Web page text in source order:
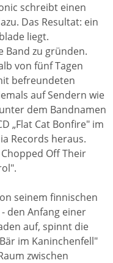
schreibt einen
Das Resultat: ein
liegt.
Band zu gründen.
von fünf Tagen
befreundeten
auf Sendern wie
dem Bandnamen
„Flat Cat Bonfire" im
Records heraus.
Off Their
seinem finnischen
den Anfang einer
auf, spinnt die
im Kaninchenfell"
zwischen